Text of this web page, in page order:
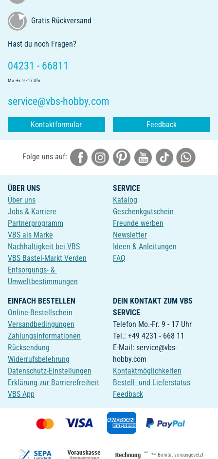
Gratis Rückversand
Hast du noch Fragen?
04231 - 66811
Mo.-Fr. 9 - 17 Uhr
service@vbs-hobby.com
Kontaktformular Feedback
Folge uns auf:
ÜBER UNS
Über uns
Jobs & Karriere
Partnerprogramm
VBS als Marke
Nachhaltigkeit bei VBS
VBS Bastel-Markt Verden
Entsorgungs- &
Umweltbestimmungen
SERVICE
Katalog
Geschenkgutschein
Freunde werben
Newsletter
Ideen & Anleitungen
FAQ
EINFACH BESTELLEN
Online-Bestellschein
Versandbedingungen
Zahlungsinformationen
Rücksendung
Widerrufsbelehrung
Datenschutz-Einstellungen
Erklärung zur Barrierefreiheit
VBS App
DEIN KONTAKT ZUM VBS
SERVICE
Telefon Mo.-Fr. 9 - 17 Uhr
Tel.: +49 4231 - 668 11
E-Mail: service@vbs-
hobby.com
Kontaktmöglichkeiten
Bestell- und Lieferstatus
Feedback
** ** Bonität vorausgesetzt